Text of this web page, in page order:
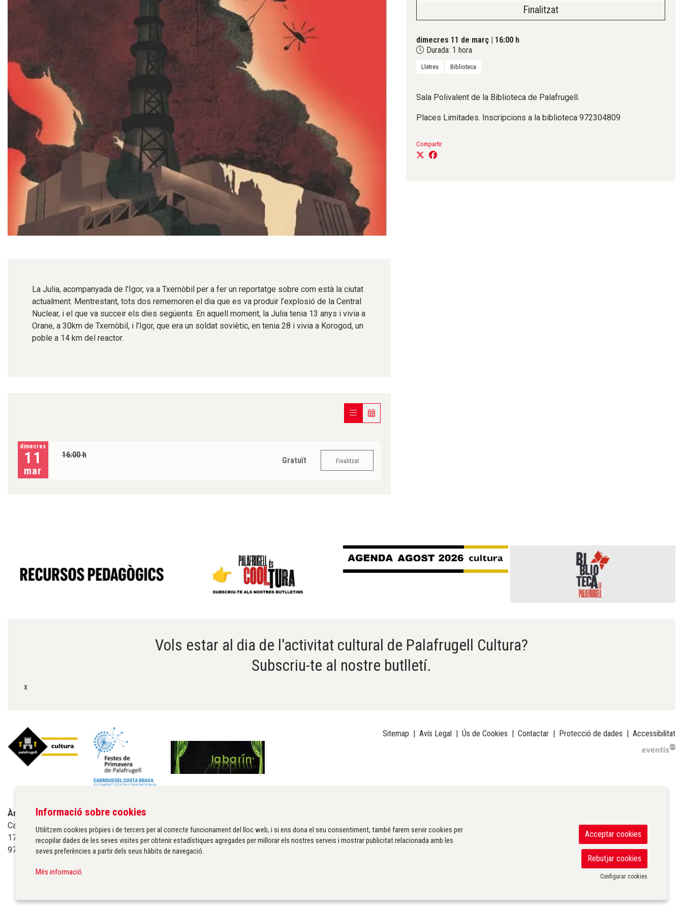
Finalitzat
dimecres 11 de març | 16:00 h
Durada: 1 hora
Lletres Biblioteca
Sala Polivalent de la Biblioteca de Palafrugell.
Places Limitades. Inscripcions a la biblioteca 972304809
Compartir
La Julia, acompanyada de l’Igor, va a Txernòbil per a fer un reportatge sobre com està la ciutat
actualment. Mentrestant, tots dos rememoren el dia que es va produir l’explosió de la Central
Nuclear, i el que va succeir els dies següents. En aquell moment, la Julia tenia 13 anys i vivia a
Orane, a 30km de Txernòbil, i l’Igor, que era un soldat soviètic, en tenia 28 i vivia a Korogod, un
poble a 14 km del reactor.
dimecres
11
mar
16:00 h
Gratuït Finalitzat
Vols estar al dia de l'activitat cultural de Palafrugell Cultura?
Subscriu-te al nostre butlletí.
x
Àrea de cultura de l'Ajuntament de Palafrugell
Carrer Santa Margarida, 1
17200 Palafrugell
972 611 172 ·cultura@palafrugell.cat
Sitemap | Avís Legal | Ús de Cookies | Contactar | Protecció de dades | Accessibilitat
Informació sobre cookies
Utilitzem cookies pròpies i de tercers per al correcte funcionament del lloc web, i si ens dona el seu consentiment, també farem servir cookies per
recopilar dades de les seves visites per obtenir estadístiques agregades per millorar els nostres serveis i mostrar publicitat relacionada amb les
seves preferències a partir dels seus hàbits de navegació.
Més informació
Acceptar cookies
Rebutjar cookies
Configurar cookies